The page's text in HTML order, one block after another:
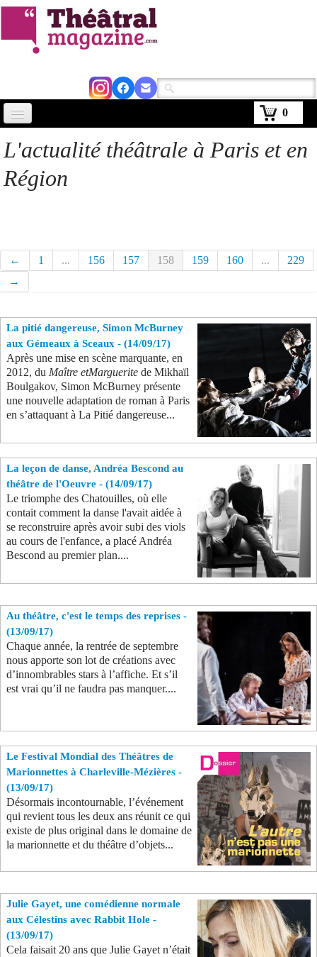
0
Avignon 2026
Agenda
Kiosque
Se connecter
L'actualité théâtrale à Paris et en
Région
← 1 ... 156 157 158 159 160 ...
229
→
La pitié dangereuse, Simon McBurney
aux Gémeaux à Sceaux - (14/09/17)
Après une mise en scène marquante, en
2012, du Maître etMarguerite de Mikhaïl
Boulgakov, Simon McBurney présente
une nouvelle adaptation de roman à Paris
en s’attaquant à La Pitié dangereuse...
La leçon de danse, Andréa Bescond au
théâtre de l'Oeuvre - (14/09/17)
Le triomphe des Chatouilles, où elle
contait comment la danse l'avait aidée à
se reconstruire après avoir subi des viols
au cours de l'enfance, a placé Andréa
Bescond au premier plan....
Au théâtre, c'est le temps des reprises -
(13/09/17)
Chaque année, la rentrée de septembre
nous apporte son lot de créations avec
d’innombrables stars à l’affiche. Et s’il
est vrai qu’il ne faudra pas manquer....
Le Festival Mondial des Théâtres de
Marionnettes à Charleville-Mézières -
(13/09/17)
Désormais incontournable, l’événement
qui revient tous les deux ans réunit ce qui
existe de plus original dans le domaine de
la marionnette et du théâtre d’objets...
Julie Gayet, une comédienne normale
aux Célestins avec Rabbit Hole -
(13/09/17)
Cela faisait 20 ans que Julie Gayet n’était